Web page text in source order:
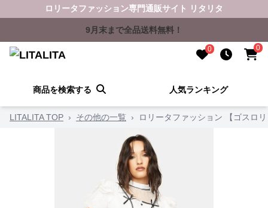
ロリータファッション専門通販サイト リタリタ
9月末まで全品送料無料！
0 0
商品を検索する 人気ランキング
LITALITA TOP › その他の一覧 › ロリータファッション 【ゴスロ